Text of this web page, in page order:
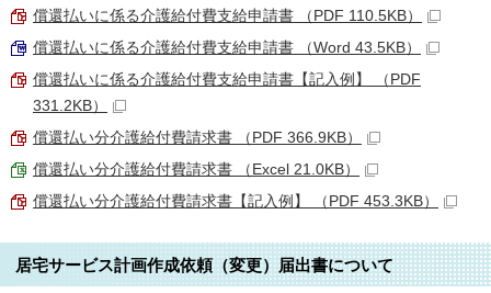
償還払いに係る介護給付費支給申請書 （PDF 110.5KB）
償還払いに係る介護給付費支給申請書 （Word 43.5KB）
償還払いに係る介護給付費支給申請書【記入例】 （PDF
331.2KB）
償還払い分介護給付費請求書 （PDF 366.9KB）
償還払い分介護給付費請求書 （Excel 21.0KB）
償還払い分介護給付費請求書【記入例】 （PDF 453.3KB）
居宅サービス計画作成依頼（変更）届出書について